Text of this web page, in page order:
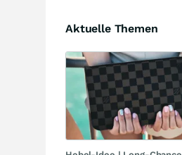
Aktuelle Themen